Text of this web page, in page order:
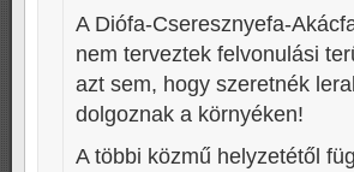
A Diófa-Cseresznyefa-
nem terveztek felvonulási
azt sem, hogy szeretnék
dolgoznak a környéken!
A többi közmű helyzetétől